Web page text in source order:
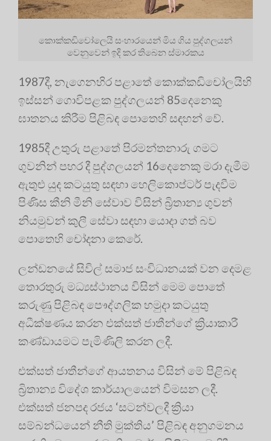
කොක්කඩිචෝලෙයි සංහාරයෙන් මිය ගිය පුද්ගලයන්
වෙනුවෙන් ඉදි කර තිබෙන ස්මාරකය
1987දී, නැගෙනහිර පළාතේ කොක්කඩිචෝලයිහි
ඉස්සන් ගොවිපළක පුද්ගලයන් 85දෙනෙකු
ඝාතනය කිරීම පිළිබඳ පොතෙහි සඳහන් වේ.
1985දී උතුරු පළාතේ පිරමන්තනාරු ගමට
ගුවනින් පහර දී පුද්ගලයන් 16දෙනෙකු මරා දැමීම
ඇතුළු යුද කටයුතු සඳහා හෙලිකොප්ටර් පැදවීම
පිණිස කීනි මීනි සේවාව විසින් බ්‍රිතාන්‍ය ගුවන්
නියමුවන් කුලී සේවා සඳහා යොදා ගත් බව
පොතෙහි චෝදනා කෙරේ.
ලන්ඩනයේ සිවිල් සමාජ සංවිධානයක් වන දෙමළ
තොරතුරු මධ්‍යස්ථානය විසින් මෙම පොතේ
කරුණු පිළිබඳ පෞද්ගලික හමුදා කටයුතු
අධීක්ෂණය කරන එක්සත් ජාතීන්ගේ ක්‍රියාකාරී
කණ්ඩායමට පැමිණිලි කරන ලදී.
එක්සත් ජාතීන්ගේ ආයතනය විසින් මේ පිළිබඳ
බ්‍රිතාන්‍ය විදේශ කාර්යාලයෙන් විමසන ලදී.
එක්සත් ජනපද රජය ‘සටන්වලදී ක්‍රියා
සම්බන්ධයෙන් නීති මුක්තිය’ පිළිබඳ අනුගමනය